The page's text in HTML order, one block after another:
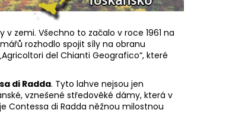
zemi. Všechno to začalo v roce 1961 na
rozhodlo spojit síly na obranu
del Chianti Geografico“, které
di Radda. Tyto lahve nejsou jen
vznešené středověké dámy, která v
Contessa di Radda něžnou milostnou
FATTORIA